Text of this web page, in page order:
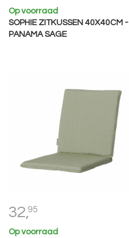
Op voorraad
SOPHIE ZITKUSSEN 40X40CM -
PANAMA SAGE
32,95
Op voorraad